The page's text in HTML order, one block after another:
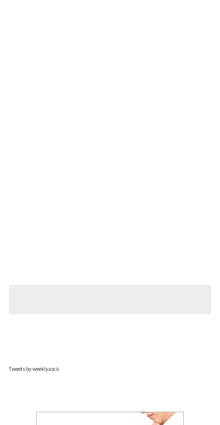
Tweets by weeklyascii